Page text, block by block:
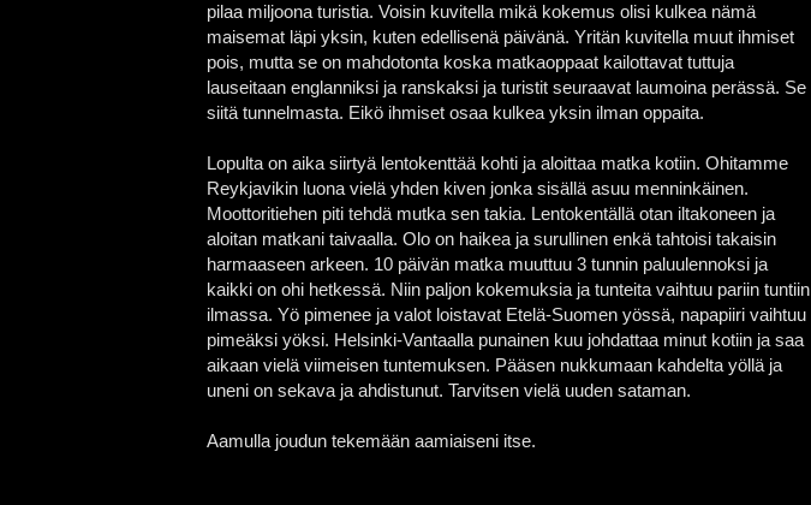
pilaa miljoona turistia. Voisin kuvitella mikä kokemus olisi kulkea nämä
maisemat läpi yksin, kuten edellisenä päivänä. Yritän kuvitella muut ihmiset
pois, mutta se on mahdotonta koska matkaoppaat kailottavat tuttuja
lauseitaan englanniksi ja ranskaksi ja turistit seuraavat laumoina perässä. Se
siitä tunnelmasta. Eikö ihmiset osaa kulkea yksin ilman oppaita.
Lopulta on aika siirtyä lentokenttää kohti ja aloittaa matka kotiin. Ohitamme
Reykjavikin luona vielä yhden kiven jonka sisällä asuu menninkäinen.
Moottoritiehen piti tehdä mutka sen takia. Lentokentällä otan iltakoneen ja
aloitan matkani taivaalla. Olo on haikea ja surullinen enkä tahtoisi takaisin
harmaaseen arkeen. 10 päivän matka muuttuu 3 tunnin paluulennoksi ja
kaikki on ohi hetkessä. Niin paljon kokemuksia ja tunteita vaihtuu pariin tuntiin
ilmassa. Yö pimenee ja valot loistavat Etelä-Suomen yössä, napapiiri vaihtuu
pimeäksi yöksi. Helsinki-Vantaalla punainen kuu johdattaa minut kotiin ja saa
aikaan vielä viimeisen tuntemuksen. Pääsen nukkumaan kahdelta yöllä ja
uneni on sekava ja ahdistunut. Tarvitsen vielä uuden sataman.
Aamulla joudun tekemään aamiaiseni itse.